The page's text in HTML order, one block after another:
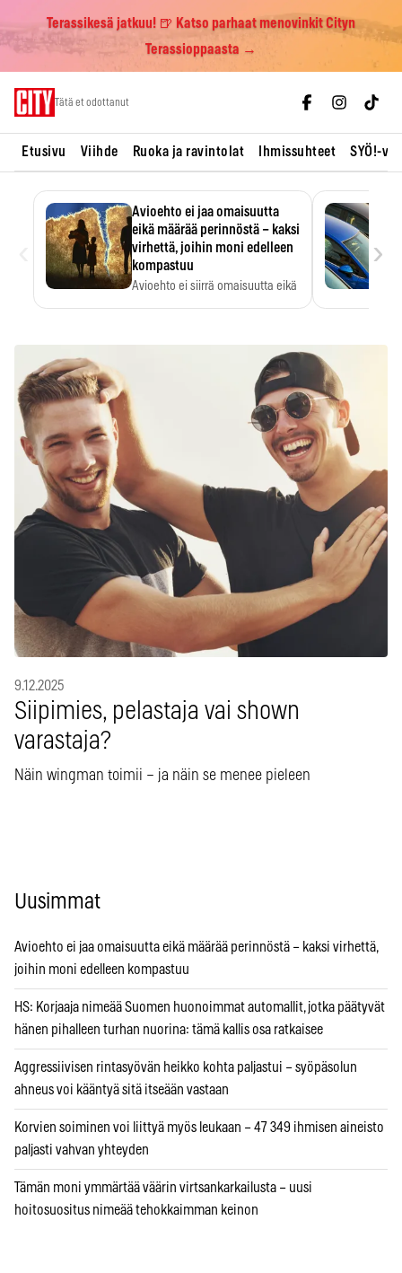
Terassikesä jatkuu! 🍺 Katso parhaat menovinkit Cityn
Terassioppaasta →
Tätä et odottanut
Etusivu Viihde Ruoka ja ravintolat Ihmissuhteet SYÖ!-
Avioehto ei jaa omaisuutta
eikä määrää perinnöstä – kaksi
virhettä, joihin moni edelleen
kompastuu
Avioehto ei siirrä omaisuutta eikä
›
9.12.2025
Siipimies, pelastaja vai shown
varastaja?
Näin wingman toimii – ja näin se menee pieleen
Uusimmat
Avioehto ei jaa omaisuutta eikä määrää perinnöstä – kaksi virhettä,
joihin moni edelleen kompastuu
HS: Korjaaja nimeää Suomen huonoimmat automallit, jotka päätyvät
hänen pihalleen turhan nuorina: tämä kallis osa ratkaisee
Aggressiivisen rintasyövän heikko kohta paljastui – syöpäsolun
ahneus voi kääntyä sitä itseään vastaan
Korvien soiminen voi liittyä myös leukaan – 47 349 ihmisen aineisto
paljasti vahvan yhteyden
Tämän moni ymmärtää väärin virtsankarkailusta – uusi
hoitosuositus nimeää tehokkaimman keinon